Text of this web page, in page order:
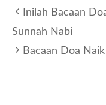
Inilah Bacaan
Sunnah Nabi
Bacaan Doa